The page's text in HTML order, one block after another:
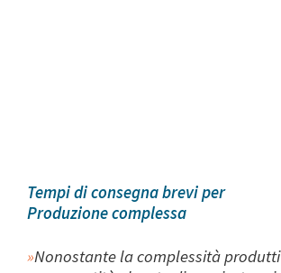
Tempi di consegna brevi per
Produzione complessa
Nonostante la complessità